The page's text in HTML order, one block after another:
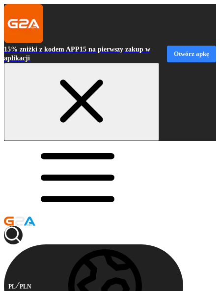
15% zniżki z kodem APP15 na pierwszy zakup w
aplikacji
Otwórz apkę
PL PLN